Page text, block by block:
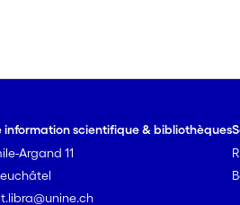
information scientifique & bibliothèques
Argand 11